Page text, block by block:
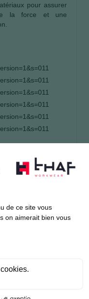
pour assurer
la force et une
Thaf Workwear